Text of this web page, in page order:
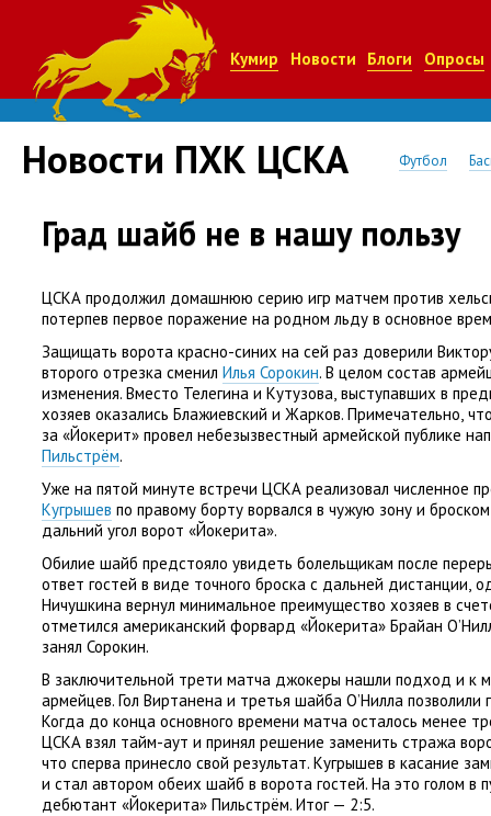
Кумир Новости Блоги Опросы
Новости ПХК ЦСКА Футбол
Град шайб не в нашу пользу
ЦСКА продолжил домашнюю серию игр матчем против
потерпев первое поражение на родном льду в основное
Защищать ворота красно-синих на сей раз доверили
второго отрезка сменил Илья Сорокин. В целом состав
изменения. Вместо Телегина и Кутузова, выступавших в
хозяев оказались Блажиевский и Жарков. Примечательно,
за «Йокерит» провел небезызвестный армейской публике
Пильстрём.
Уже на пятой минуте встречи ЦСКА реализовал численное
Кугрышев по правому борту ворвался в чужую зону и
дальний угол ворот «Йокерита».
Обилие шайб предстояло увидеть болельщикам после
ответ гостей в виде точного броска с дальней дистанции,
Ничушкина вернул минимальное преимущество хозяев в
отметился американский форвард «Йокерита» Брайан
занял Сорокин.
В заключительной трети матча джокеры нашли подход и к
армейцев. Гол Виртанена и третья шайба О’Нилла позволили
Когда до конца основного времени матча осталось менее
ЦСКА взял тайм-аут и принял решение заменить стража
что сперва принесло свой результат. Кугрышев в касание
и стал автором обеих шайб в ворота гостей. На это голом в
дебютант «Йокерита» Пильстрём. Итог — 2:5.